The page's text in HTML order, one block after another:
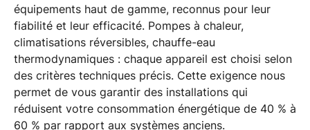
équipements haut de gamme, reconnus pour leur
fiabilité et leur efficacité. Pompes à chaleur,
climatisations réversibles, chauffe-eau
thermodynamiques : chaque appareil est choisi selon
des critères techniques précis. Cette exigence nous
permet de vous garantir des installations qui
réduisent votre consommation énergétique de 40 % à
60 % par rapport aux systèmes anciens.